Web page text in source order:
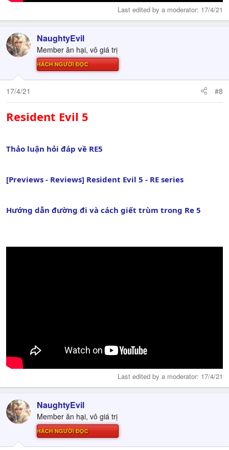
Last edited by a moderator: 17/4/21
NaughtyEvil
Member ăn hại, vô giá trị
NGƯỜI ĐỌC
17/4/21 #8
Resident Evil 5
Thảo luận hỏi đáp về RE5
[Previews - Reviews] Resident Evil 5 - RE series
Hướng dẫn đường đi và cách giết trùm trong Re 5
Last edited by a moderator: 17/4/21
NaughtyEvil
Member ăn hại, vô giá trị
NGƯỜI ĐỌC